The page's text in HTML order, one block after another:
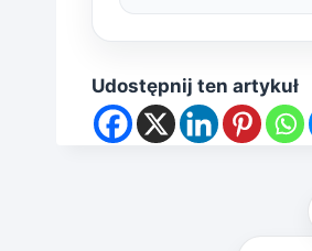
Udostępnij ten artykuł